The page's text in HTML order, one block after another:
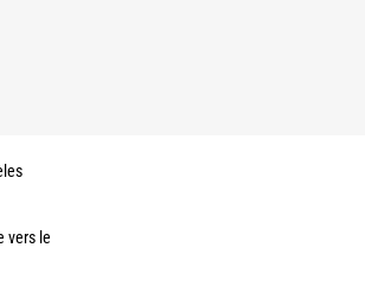
vers le